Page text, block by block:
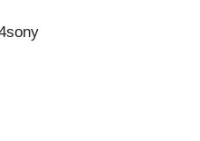
sony